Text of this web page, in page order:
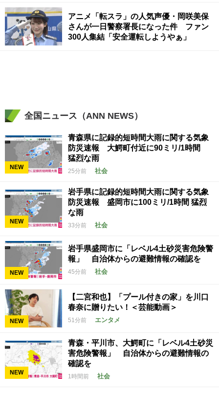
アニメ「転スラ」の人気声優・岡咲美保
さんが一日警察署長になった件 ファン
300人集結「安全運転しようやぁ」
全国ニュース（ANN NEWS）
NEW
青森県に記録的短時間大雨に関する気象
防災速報 大鰐町付近に90ミリ/1時間
猛烈な雨
25分前 社会
NEW
岩手県に記録的短時間大雨に関する気象
防災速報 盛岡市に100ミリ/1時間 猛烈
な雨
33分前 社会
NEW
岩手県盛岡市に「レベル4土砂災害危険警
報」 自治体からの避難情報の確認を
45分前 社会
NEW
【二宮和也】「プール付きの家」を川口
春奈に贈りたい！＜芸能動画＞
51分前 エンタメ
NEW
青森・平川市、大鰐町に「レベル4土砂災
害危険警報」 自治体からの避難情報の
確認を
1時間前 社会